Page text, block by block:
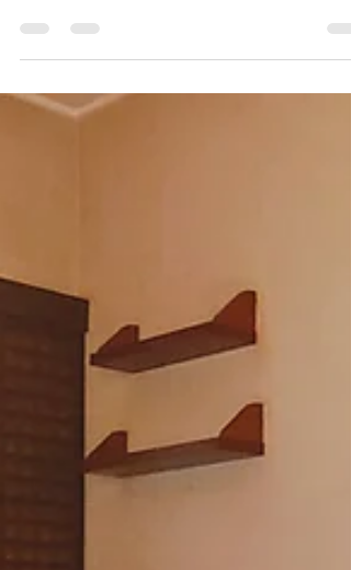
spazioso Bilocale questa è la scheda
affitto-milano-san-siro-via-dolci Via Carlo Dolci,
20148 Milano MI, Italia 6 agosto 2026 18:00 Join